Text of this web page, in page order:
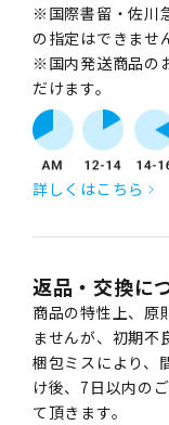
※国際書留・佐川
の指定はできませ
※国内発送商品の
だけます。
詳しくはこちら
返品・交換に
商品の特性上、原
ませんが、初期不
梱包ミスにより、
け後、7日以内の
て頂きます。